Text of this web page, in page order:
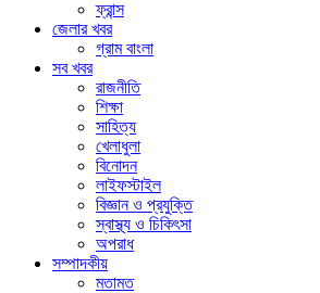
ফ্রান্স
জেলার খবর
গ্রাম বাংলা
সব খবর
রাজনীতি
শিক্ষা
সাহিত্য
খেলাধুলা
বিনোদন
লাইফস্টাইল
বিজ্ঞান ও প্রযুক্তি
স্বাস্থ্য ও চিকিৎসা
অপরাধ
সম্পাদকীয়
মতামত